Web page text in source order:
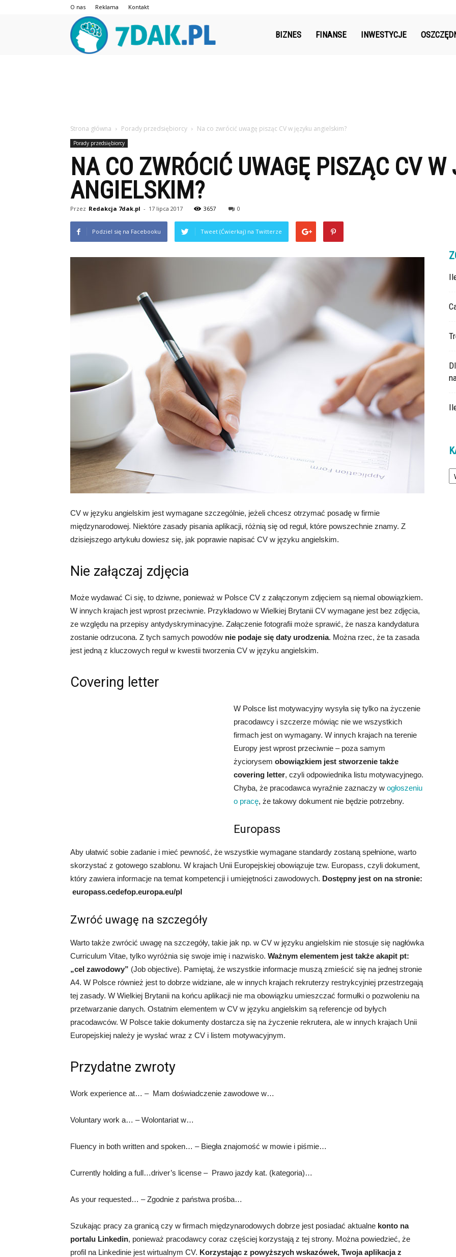
O nas Reklama Kontakt
BIZNES FINANSE INWESTYCJE
Strona główna Porady przedsiębiorcy Na co zwrócić uwagę pisząc CV w języku angielskim?
Porady przedsiębiorcy
NA CO ZWRÓCIĆ UWAGĘ PISZĄC CV W
ANGIELSKIM?
Przez Redakcja 7dak.pl - 17 lipca 2017 3657 0
Podziel się na Facebooku Tweet (Ćwierkaj) na Twitterze
CV w języku angielskim jest wymagane szczególnie, jeżeli chcesz otrzymać posadę w firmie
międzynarodowej. Niektóre zasady pisania aplikacji, różnią się od reguł, które powszechnie znamy. Z
dzisiejszego artykułu dowiesz się, jak poprawie napisać CV w języku angielskim.
Nie załączaj zdjęcia
Może wydawać Ci się, to dziwne, ponieważ w Polsce CV z załączonym zdjęciem są niemal obowiązkiem.
W innych krajach jest wprost przeciwnie. Przykładowo w Wielkiej Brytanii CV wymagane jest bez zdjęcia,
ze względu na przepisy antydyskryminacyjne. Załączenie fotografii może sprawić, że nasza kandydatura
zostanie odrzucona. Z tych samych powodów nie podaje się daty urodzenia. Można rzec, że ta zasada
jest jedną z kluczowych reguł w kwestii tworzenia CV w języku angielskim.
Covering letter
W Polsce list motywacyjny wysyła się tylko na życzenie
pracodawcy i szczerze mówiąc nie we wszystkich
firmach jest on wymagany. W innych krajach na terenie
Europy jest wprost przeciwnie – poza samym
życiorysem obowiązkiem jest stworzenie także
covering letter, czyli odpowiednika listu motywacyjnego.
Chyba, że pracodawca wyraźnie zaznaczy w ogłoszeniu
o pracę, że takowy dokument nie będzie potrzebny.
Europass
Aby ułatwić sobie zadanie i mieć pewność, że wszystkie wymagane standardy zostaną spełnione, warto
skorzystać z gotowego szablonu. W krajach Unii Europejskiej obowiązuje tzw. Europass, czyli dokument,
który zawiera informacje na temat kompetencji i umiejętności zawodowych. Dostępny jest on na stronie:
europass.cedefop.europa.eu/pl
Zwróć uwagę na szczegóły
Warto także zwrócić uwagę na szczegóły, takie jak np. w CV w języku angielskim nie stosuje się nagłówka
Curriculum Vitae, tylko wyróżnia się swoje imię i nazwisko. Ważnym elementem jest także akapit pt:
„cel zawodowy” (Job objective). Pamiętaj, że wszystkie informacje muszą zmieścić się na jednej stronie
A4. W Polsce również jest to dobrze widziane, ale w innych krajach rekruterzy restrykcyjniej przestrzegają
tej zasady. W Wielkiej Brytanii na końcu aplikacji nie ma obowiązku umieszczać formułki o pozwoleniu na
przetwarzanie danych. Ostatnim elementem w CV w języku angielskim są referencje od byłych
pracodawców. W Polsce takie dokumenty dostarcza się na życzenie rekrutera, ale w innych krajach Unii
Europejskiej należy je wysłać wraz z CV i listem motywacyjnym.
Przydatne zwroty
Work experience at… – Mam doświadczenie zawodowe w…
Voluntary work a… – Wolontariat w…
Fluency in both written and spoken… – Biegła znajomość w mowie i piśmie…
Currently holding a full…driver’s license – Prawo jazdy kat. (kategoria)…
As your requested… – Zgodnie z państwa prośba…
Szukając pracy za granicą czy w firmach międzynarodowych dobrze jest posiadać aktualne konto na
portalu Linkedin, ponieważ pracodawcy coraz częściej korzystają z tej strony. Można powiedzieć, że
profil na Linkedinie jest wirtualnym CV. Korzystając z powyższych wskazówek, Twoja aplikacja z